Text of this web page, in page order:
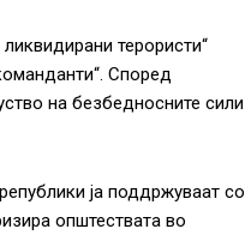
терористи“
Според
на безбедносните сили
ја поддржуваат со
општествата во